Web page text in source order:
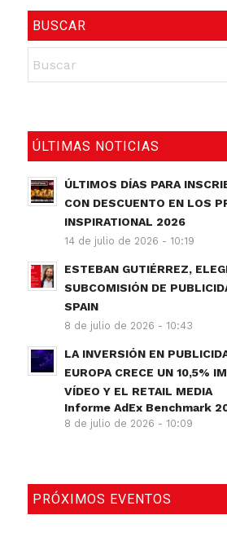
BUSCAR
ÚLTIMAS NOTICIAS
ÚLTIMOS DÍAS PARA
CON DESCUENTO EN LOS
INSPIRATIONAL 2026
14 de julio de 2026 - 10:19
ESTEBAN GUTIÉRREZ,
SUBCOMISIÓN DE
SPAIN
8 de julio de 2026 - 10:43
LA INVERSIÓN EN
EUROPA CRECE UN 10,5%
VÍDEO Y EL RETAIL MEDIA
Informe AdEx Benchmark
8 de julio de 2026 - 10:09
PRÓXIMOS EVENTOS